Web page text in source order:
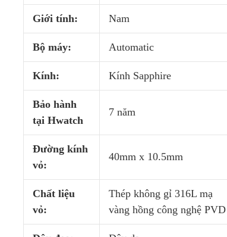
Giới tính: Nam
Bộ máy: Automatic
Kính: Kính Sapphire
Bảo hành
tại Hwatch
7 năm
Đường kính
vỏ:
40mm x 10.5mm
Chất liệu
vỏ:
Thép không gỉ 316L mạ
vàng hồng công nghệ PVD